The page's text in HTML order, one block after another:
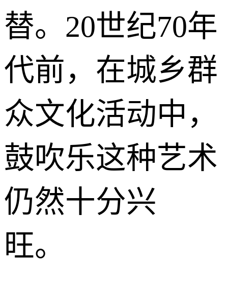
替。20世纪70年
代前，在城乡群
众文化活动中，
鼓吹乐这种艺术
仍然十分兴
旺。